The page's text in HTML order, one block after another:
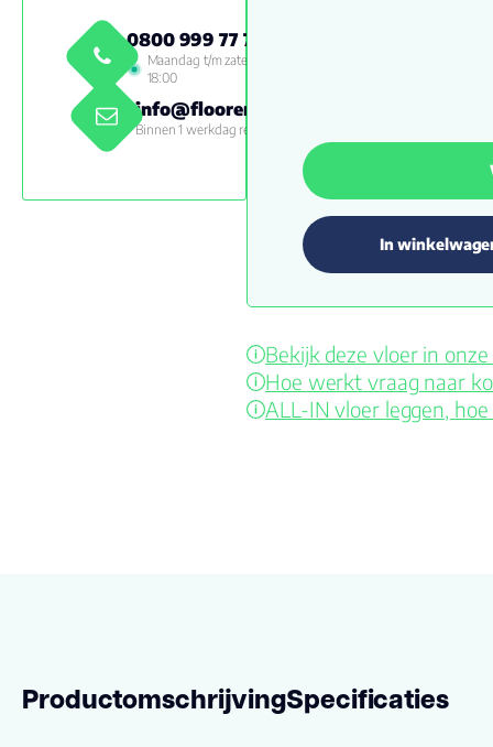
0800 999 77 79
Maandag t/m zaterdag 09:00 -
18:00
info@floorenmore.nl
Binnen 1 werkdag reactie
In
Bekijk deze vloer in
Hoe werkt vraag naar
ALL-IN vloer leggen,
ProductomschrijvingSpecificaties